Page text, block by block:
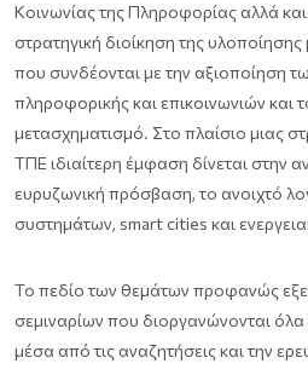
Κοινωνίας της Πληροφορίας αλλά
στρατηγική διοίκηση της
που συνδέονται με την αξιοποίηση
πληροφορικής και επικοινωνιών και
μετασχηματισμό. Στο πλαίσιο μιας
ΤΠΕ ιδιαίτερη έμφαση δίνεται στην
ευρυζωνική πρόσβαση, το ανοιχτό
συστημάτων, smart cities και
Το πεδίο των θεμάτων προφανώς
σεμιναρίων που διοργανώνονται
μέσα από τις αναζητήσεις και την